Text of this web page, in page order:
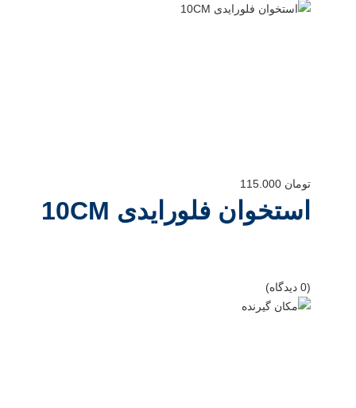
تومان
استخوان فلورایدی 10CM
(0 دیدگاه)